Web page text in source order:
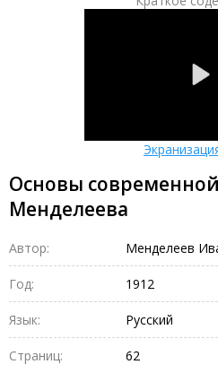
Основы
Менделеева
Автор: Менделеев
Год: 1912
Язык: Русский
Страниц: 62